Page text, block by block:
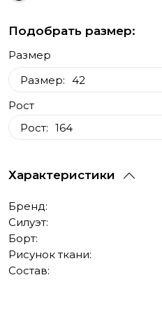
Подобрать размер:
Размер
Размер: 42
42
Рост
Рост: 164
Характеристики
Бренд:
Силуэт:
Борт:
Рисунок ткани:
Состав: